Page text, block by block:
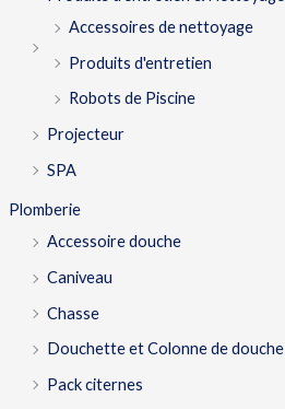
Accessoires de nettoyage
Produits d'entretien
Robots de Piscine
Projecteur
SPA
Plomberie
Accessoire douche
Caniveau
Chasse
Douchette et Colonne de douche
Pack citernes